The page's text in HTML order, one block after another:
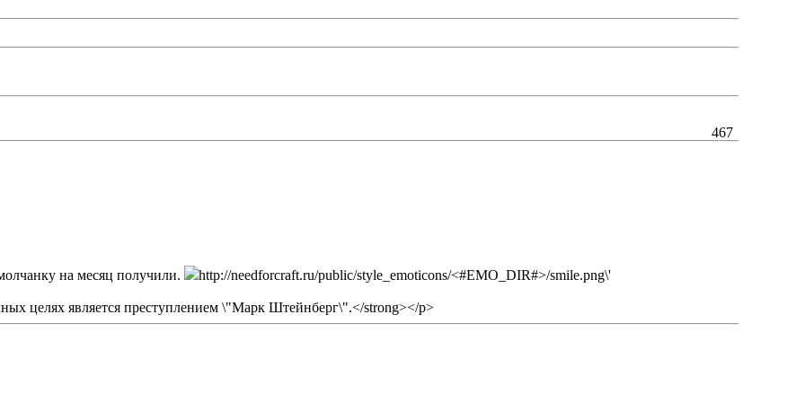
467
на месяц получили. http://needforcraft.ru/public/style_emoticons/<#EMO_DIR#>/smile.png\'
целях является преступлением \"Марк Штейнберг\".</strong></p>